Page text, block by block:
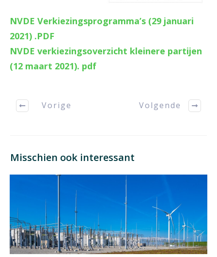
NVDE Verkiezingsprogramma’s (29 januari
2021) .PDF
NVDE verkiezingsoverzicht kleinere partijen
(12 maart 2021). pdf
Vorige Volgende
Misschien ook interessant